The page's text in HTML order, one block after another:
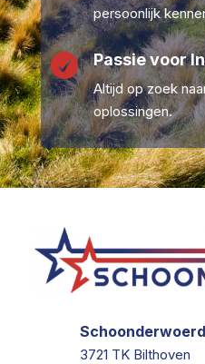
persoonlijk
 Passie voor
Altijd op zoek
oplossingen.
3721 TK Bilthoven